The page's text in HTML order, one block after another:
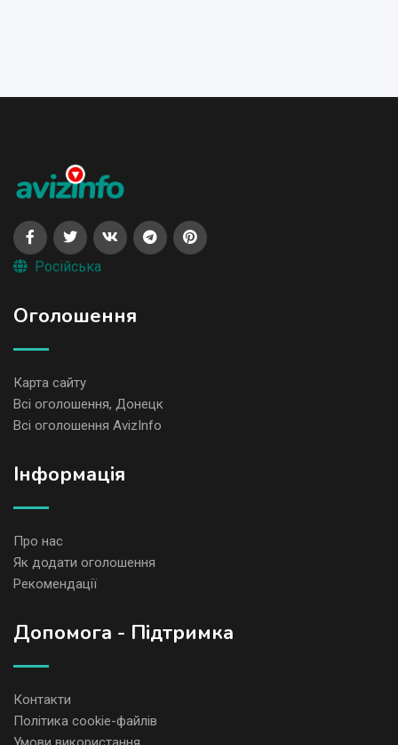
Російська
Оголошення
Карта сайту
Всі оголошення, Донецк
Всі оголошення AvizInfo
Iнформація
Про нас
Як додати оголошення
Рекомендації
Допомога - Підтримка
Контакти
Політика cookie-файлів